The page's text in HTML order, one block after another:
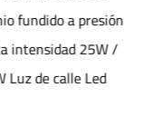
fundido a presión
intensidad IK08